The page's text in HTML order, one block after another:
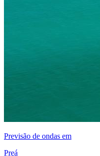
Previsão de ondas em
Preá